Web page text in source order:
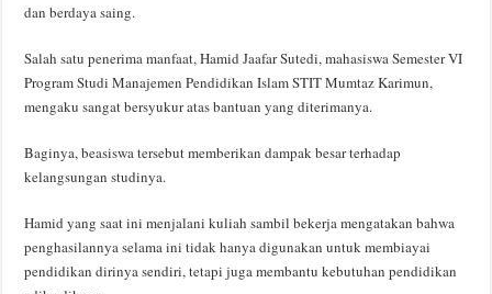
dan berdaya saing.
Salah satu penerima manfaat, Hamid Jaafar Sutedi, mahasiswa Semester VI
Program Studi Manajemen Pendidikan Islam STIT Mumtaz Karimun,
mengaku sangat bersyukur atas bantuan yang diterimanya.
Baginya, beasiswa tersebut memberikan dampak besar terhadap
kelangsungan studinya.
Hamid yang saat ini menjalani kuliah sambil bekerja mengatakan bahwa
penghasilannya selama ini tidak hanya digunakan untuk membiayai
pendidikan dirinya sendiri, tetapi juga membantu kebutuhan pendidikan